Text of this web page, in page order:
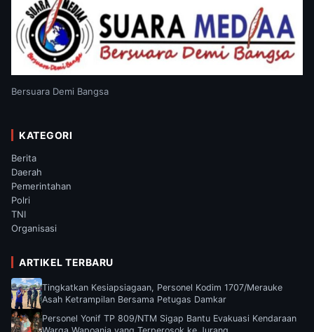
Bersuara Demi Bangsa
KATEGORI
Berita
Daerah
Pemerintahan
Polri
TNI
Organisasi
ARTIKEL TERBARU
Tingkatkan Kesiapsiagaan, Personel Kodim 1707/Merauke
Asah Ketrampilan Bersama Petugas Damkar
Personel Yonif TP 809/NTM Sigap Bantu Evakuasi Kendaraan